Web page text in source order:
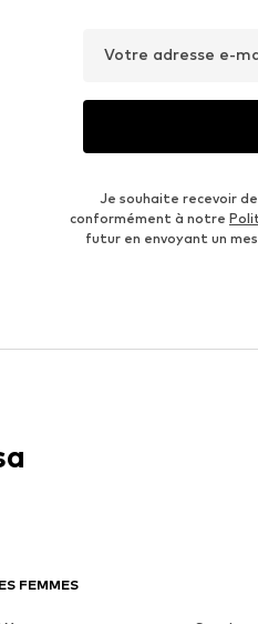
Votre adresse e-
Je souhaite recevoir
conformément à notre
futur en envoyant un
FEMMES